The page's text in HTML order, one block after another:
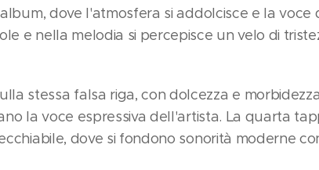
dove l'atmosfera si addolcisce e la voce
e nella melodia si percepisce un velo di
stessa falsa riga, con dolcezza e
la voce espressiva dell'artista. La quarta
dove si fondono sonorità moderne